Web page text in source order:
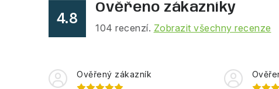
4.8
Ověřeno zákazníky
104 recenzí. Zobrazit všechny recenze
Ověřený zákazník